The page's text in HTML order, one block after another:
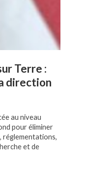
Terre :
direction
au niveau
pour éliminer
réglementations,
et de